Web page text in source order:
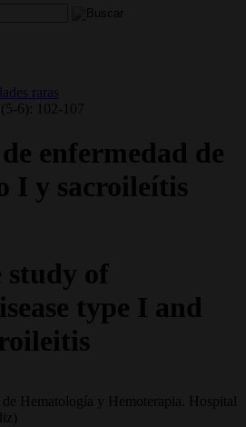
raras
6): 102-107
enfermedad de
I y sacroileítis
study of
type I and
Hematología y Hemoterapia. Hospital